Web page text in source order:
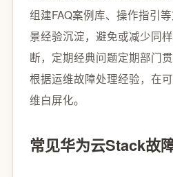
组建FAQ案例库、操作指引
景经验沉淀，避免或减少同
断，定期经典问题定期部门贯
根据运维故障处理经验，在
维白屏化。
常见华为云Stack故